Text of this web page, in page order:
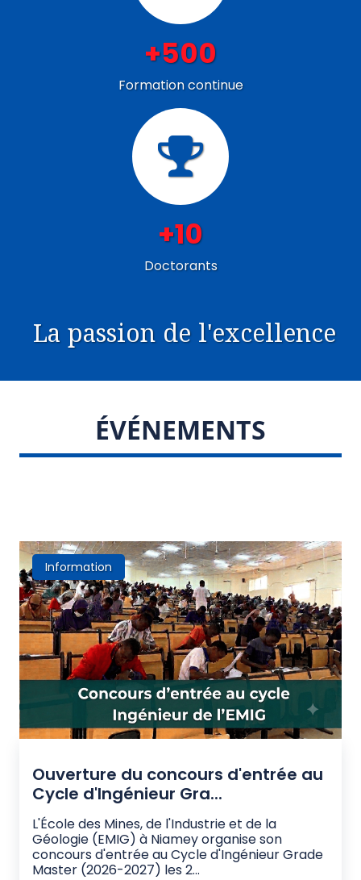
+500
Formation continue
+10
Doctorants
La passion de l'excellence
ÉVÉNEMENTS
Information
Ouverture du concours d'entrée au
Cycle d'Ingénieur Gra...
L'École des Mines, de l'Industrie et de la
Géologie (EMIG) à Niamey organise son
concours d'entrée au Cycle d'Ingénieur Grade
Master (2026-2027) les 2...